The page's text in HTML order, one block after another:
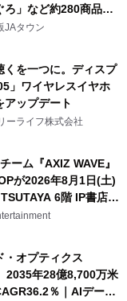
ろ」など約280商品を
日の定例企画～
JAタウン
くを一つに。ディスプ
」ワイヤレスイヤホ
アップデート
ーライフ株式会社
ーム『AXIZ WAVE』
が2026年8月1日(土)
6階 IP書店で
・オプティクス
2035年28億8,700万米
％｜AIデータ